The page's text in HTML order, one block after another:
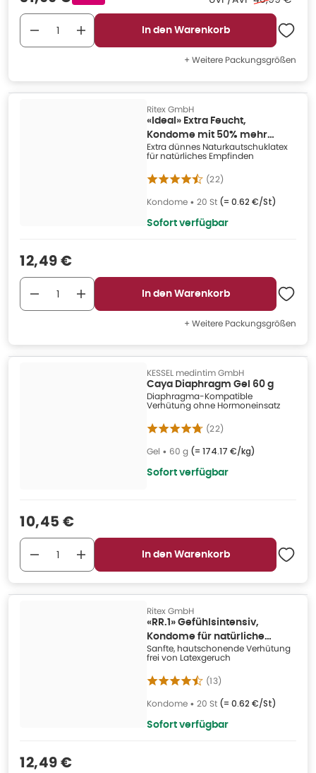
In den Warenkorb
+ Weitere Packungsgrößen
Ritex GmbH
«Ideal» Extra Feucht,
Kondome mit 50% mehr
Gleitmittel (20 Kondome) 20
Extra dünnes Naturkautschuklatex
für natürliches Empfinden
(22)
Kondome • 20 St (= 0.62 €/St)
Sofort verfügbar
Verkaufspreis
12,49 €
In den Warenkorb
+ Weitere Packungsgrößen
KESSEL medintim GmbH
Caya Diaphragm Gel 60 g
Diaphragma-Kompatible
Verhütung ohne Hormoneinsatz
(22)
Gel • 60 g (= 174.17 €/kg)
Sofort verfügbar
Verkaufspreis
10,45 €
In den Warenkorb
Ritex GmbH
«RR.1» Gefühlsintensiv,
Kondome für natürliche
Gefühle (20 Kondome) 20 St
Sanfte, hautschonende Verhütung
frei von Latexgeruch
(13)
Kondome • 20 St (= 0.62 €/St)
Sofort verfügbar
Verkaufspreis
12,49 €